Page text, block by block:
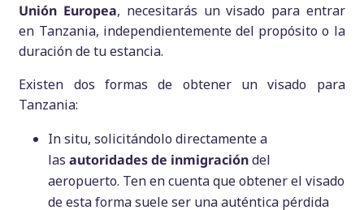
Unión Europea, necesitarás un visado para entrar
en Tanzania, independientemente del propósito o la
duración de tu estancia.
Existen dos formas de obtener un visado para
Tanzania:
In situ, solicitándolo directamente a
las autoridades de inmigracióndel
aeropuerto. Ten en cuenta que obtener el visado
de esta forma suele ser una auténtica pérdida